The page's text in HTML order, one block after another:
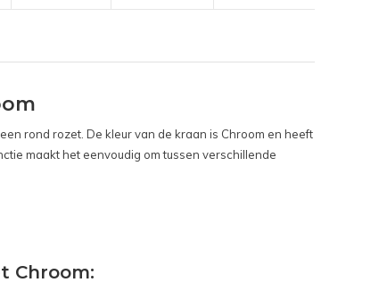
rond rozet. De kleur van de kraan is Chroom en heeft
maakt het eenvoudig om tussen verschillende
Chroom: